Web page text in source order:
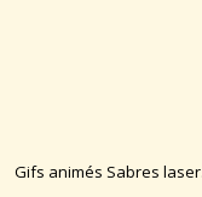
Gifs animés Sabres